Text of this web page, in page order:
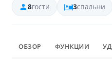
8гости 3спальни
ОБЗОР ФУНКЦИИ